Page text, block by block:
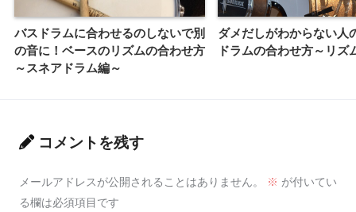
バスドラムに合わせるのしないで別
の音に！ベースのリズムの合わせ方
～スネアドラム編～
ダメだしがわからない人
ドラムの合わせ方～リズ
コメントを残す
メールアドレスが公開されることはありません。 ※ が付いてい
る欄は必須項目です